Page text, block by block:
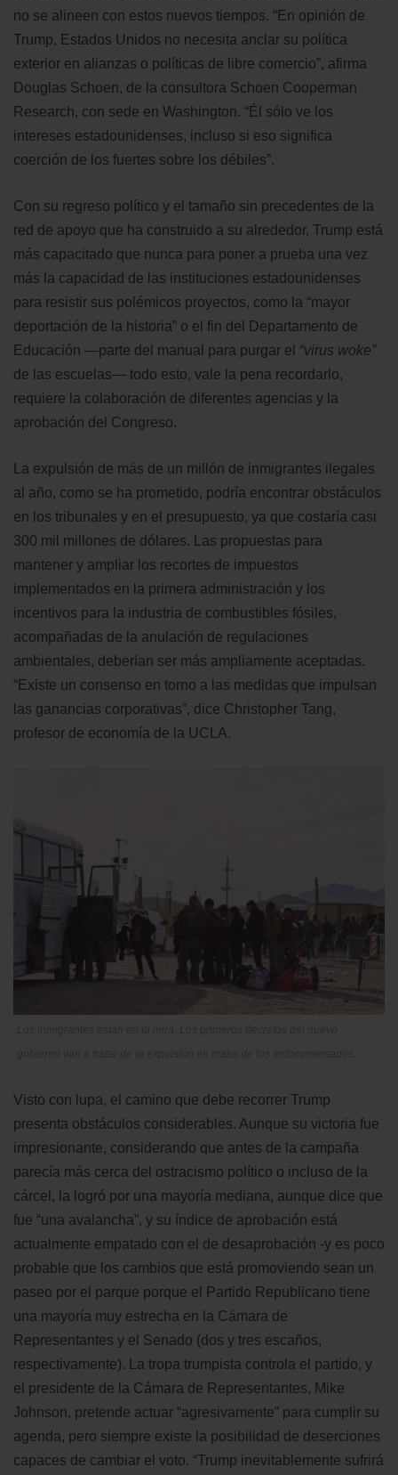
no se alineen con estos nuevos tiempos. “En opinión de
Trump, Estados Unidos no necesita anclar su política
exterior en alianzas o políticas de libre comercio”, afirma
Douglas Schoen, de la consultora Schoen Cooperman
Research, con sede en Washington. “Él sólo ve los
intereses estadounidenses, incluso si eso significa
coerción de los fuertes sobre los débiles”.
Con su regreso político y el tamaño sin precedentes de la
red de apoyo que ha construido a su alrededor, Trump está
más capacitado que nunca para poner a prueba una vez
más la capacidad de las instituciones estadounidenses
para resistir sus polémicos proyectos, como la “mayor
deportación de la historia” o el fin del Departamento de
Educación —parte del manual para purgar el “virus woke”
de las escuelas— todo esto, vale la pena recordarlo,
requiere la colaboración de diferentes agencias y la
aprobación del Congreso.
La expulsión de más de un millón de inmigrantes ilegales
al año, como se ha prometido, podría encontrar obstáculos
en los tribunales y en el presupuesto, ya que costaría casi
300 mil millones de dólares. Las propuestas para
mantener y ampliar los recortes de impuestos
implementados en la primera administración y los
incentivos para la industria de combustibles fósiles,
acompañadas de la anulación de regulaciones
ambientales, deberían ser más ampliamente aceptadas.
“Existe un consenso en torno a las medidas que impulsan
las ganancias corporativas”, dice Christopher Tang,
profesor de economía de la UCLA.
Visto con lupa, el camino que debe recorrer Trump
presenta obstáculos considerables. Aunque su victoria fue
impresionante, considerando que antes de la campaña
parecía más cerca del ostracismo político o incluso de la
cárcel, la logró por una mayoría mediana, aunque dice que
fue “una avalancha”, y su índice de aprobación está
actualmente empatado con el de desaprobación -y es poco
probable que los cambios que está promoviendo sean un
paseo por el parque porque el Partido Republicano tiene
una mayoría muy estrecha en la Cámara de
Representantes y el Senado (dos y tres escaños,
respectivamente). La tropa trumpista controla el partido, y
el presidente de la Cámara de Representantes, Mike
Johnson, pretende actuar “agresivamente” para cumplir su
agenda, pero siempre existe la posibilidad de deserciones
capaces de cambiar el voto. “Trump inevitablemente sufrirá